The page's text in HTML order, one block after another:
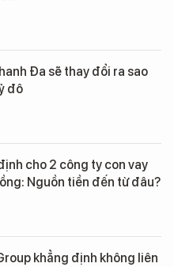
Đa sẽ thay đổi ra sao
đô
cho 2 công ty con vay
Nguồn tiền đến từ đâu?
khẳng định không liên